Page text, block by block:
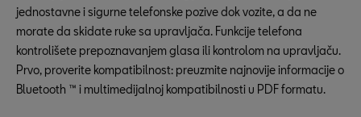
jednostavne i sigurne telefonske pozive dok vozite, a da ne
morate da skidate ruke sa upravljača. Funkcije telefona
kontrolišete prepoznavanjem glasa ili kontrolom na upravljaču.
Prvo, proverite kompatibilnost: preuzmite najnovije informacije o
Bluetooth ™ i multimedijalnoj kompatibilnosti u PDF formatu.